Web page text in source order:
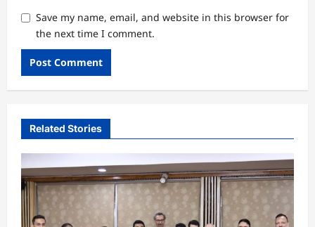
Save my name, email, and website in this browser for
the next time I comment.
Related Stories